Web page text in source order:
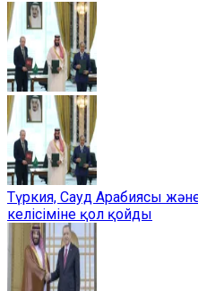
Түркия, Сауд Арабиясы
келісіміне қол қойды